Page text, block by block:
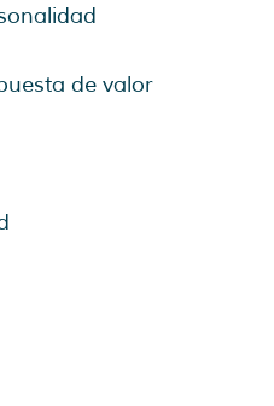
de valor